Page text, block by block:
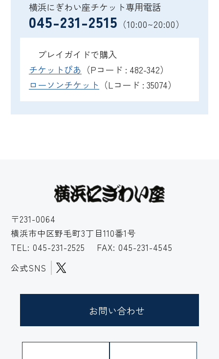
横浜にぎわい座チケット専用電話
045-231-2515 （10:00~20:00）
プレイガイドで購入
チケットぴあ （Pコード : 482-342）
ローソンチケット （Lコード : 35074）
〒231-0064
横浜市中区野毛町3丁目110番1号
TEL: 045-231-2525
FAX: 045-231-4545
公式SNS
お問い合わせ